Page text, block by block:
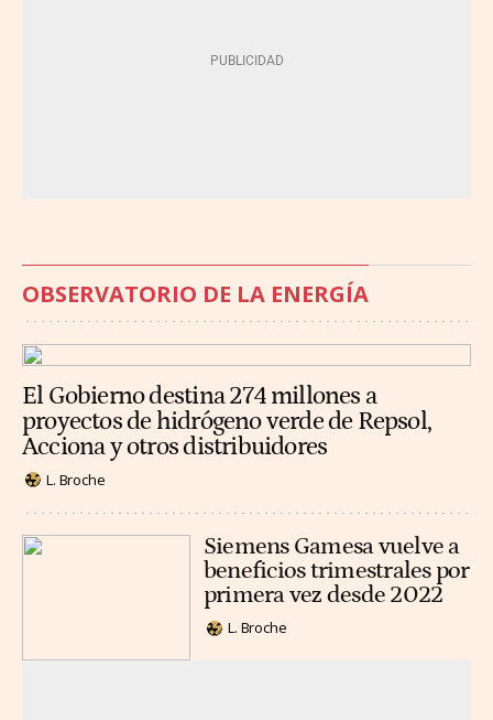
OBSERVATORIO DE LA ENERGÍA
El Gobierno destina 274 millones a
proyectos de hidrógeno verde de Repsol,
Acciona y otros distribuidores
L. Broche
Siemens Gamesa vuelve a
beneficios trimestrales por
primera vez desde 2022
L. Broche